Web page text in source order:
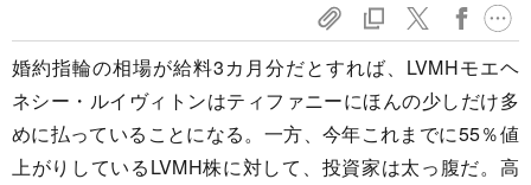
婚約指輪の相場が給料3カ月分だとすれば、LVMHモエヘ
ネシー・ルイヴィトンはティファニーにほんの少しだけ多
めに払っていることになる。一方、今年これまでに55％値
上がりしているLVMH株に対して、投資家は太っ腹だ。高